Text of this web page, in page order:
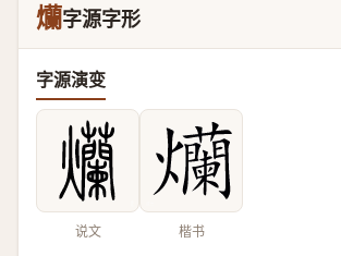
爤字源字形
字源演变
说文 楷书